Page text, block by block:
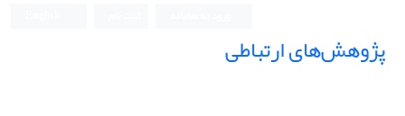
پژوهش‌های ارتباطی